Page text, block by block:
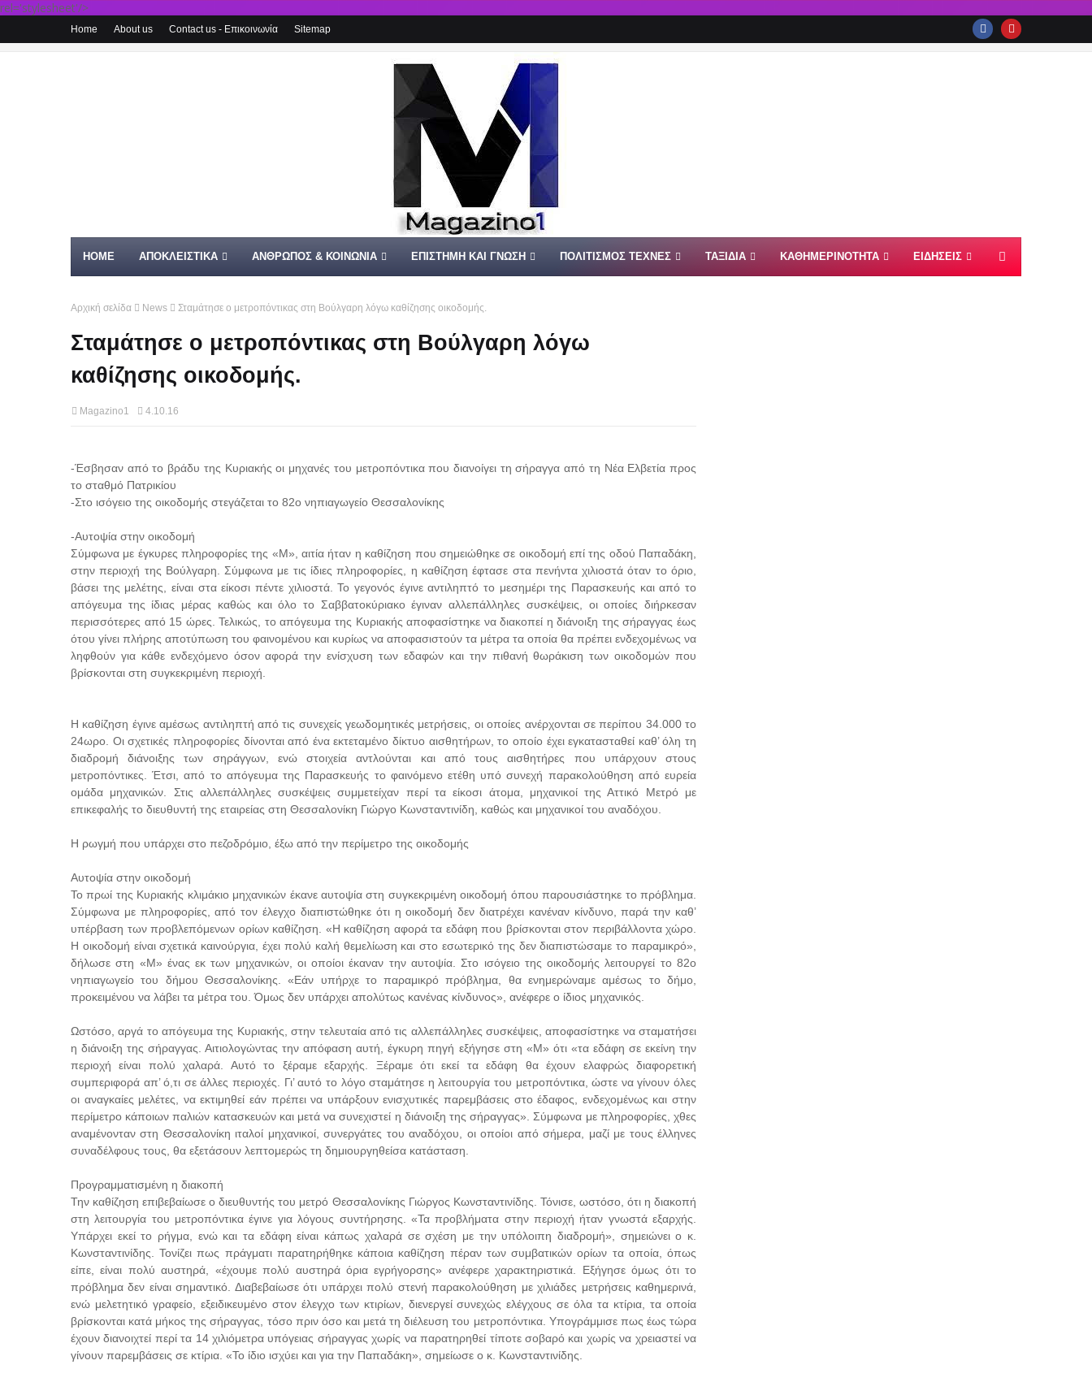
rel='stylesheet'/>
Home About us Contact us - Επικοινωνία Sitemap
HOME ΑΠΟΚΛΕΙΣΤΙΚΑ ΑΝΘΡΩΠΟΣ & ΚΟΙΝΩΝΙΑ ΕΠΙΣΤΗΜΗ ΚΑΙ ΓΝΩΣΗ ΠΟΛΙΤΙΣΜΟΣ ΤΕΧΝΕΣ ΤΑΞΙΔΙΑ ΚΑΘΗΜΕΡΙΝΟΤΗΤΑ ΕΙΔΗΣΕΙΣ
Αρχική σελίδα News Σταμάτησε ο μετροπόντικας στη Βούλγαρη λόγω καθίζησης οικοδομής.
Σταμάτησε ο μετροπόντικας στη Βούλγαρη λόγω
καθίζησης οικοδομής.
Magazino1 4.10.16
-Έσβησαν από το βράδυ της Κυριακής οι μηχανές του μετροπόντικα που διανοίγει τη σήραγγα από τη Νέα Ελβετία προς
το σταθμό Πατρικίου
-Στο ισόγειο της οικοδομής στεγάζεται το 82ο νηπιαγωγείο Θεσσαλονίκης
-Αυτοψία στην οικοδομή
Σύμφωνα με έγκυρες πληροφορίες της «Μ», αιτία ήταν η καθίζηση που σημειώθηκε σε οικοδομή επί της οδού Παπαδάκη,
στην περιοχή της Βούλγαρη. Σύμφωνα με τις ίδιες πληροφορίες, η καθίζηση έφτασε στα πενήντα χιλιοστά όταν το όριο,
βάσει της μελέτης, είναι στα είκοσι πέντε χιλιοστά. Το γεγονός έγινε αντιληπτό το μεσημέρι της Παρασκευής και από το
απόγευμα της ίδιας μέρας καθώς και όλο το Σαββατοκύριακο έγιναν αλλεπάλληλες συσκέψεις, οι οποίες διήρκεσαν
περισσότερες από 15 ώρες. Τελικώς, το απόγευμα της Κυριακής αποφασίστηκε να διακοπεί η διάνοιξη της σήραγγας έως
ότου γίνει πλήρης αποτύπωση του φαινομένου και κυρίως να αποφασιστούν τα μέτρα τα οποία θα πρέπει ενδεχομένως να
ληφθούν για κάθε ενδεχόμενο όσον αφορά την ενίσχυση των εδαφών και την πιθανή θωράκιση των οικοδομών που
βρίσκονται στη συγκεκριμένη περιοχή.
Η καθίζηση έγινε αμέσως αντιληπτή από τις συνεχείς γεωδομητικές μετρήσεις, οι οποίες ανέρχονται σε περίπου 34.000 το
24ωρο. Οι σχετικές πληροφορίες δίνονται από ένα εκτεταμένο δίκτυο αισθητήρων, το οποίο έχει εγκατασταθεί καθ’ όλη τη
διαδρομή διάνοιξης των σηράγγων, ενώ στοιχεία αντλούνται και από τους αισθητήρες που υπάρχουν στους
μετροπόντικες. Έτσι, από το απόγευμα της Παρασκευής το φαινόμενο ετέθη υπό συνεχή παρακολούθηση από ευρεία
ομάδα μηχανικών. Στις αλλεπάλληλες συσκέψεις συμμετείχαν περί τα είκοσι άτομα, μηχανικοί της Αττικό Μετρό με
επικεφαλής το διευθυντή της εταιρείας στη Θεσσαλονίκη Γιώργο Κωνσταντινίδη, καθώς και μηχανικοί του αναδόχου.
Η ρωγμή που υπάρχει στο πεζοδρόμιο, έξω από την περίμετρο της οικοδομής
Αυτοψία στην οικοδομή
Το πρωί της Κυριακής κλιμάκιο μηχανικών έκανε αυτοψία στη συγκεκριμένη οικοδομή όπου παρουσιάστηκε το πρόβλημα.
Σύμφωνα με πληροφορίες, από τον έλεγχο διαπιστώθηκε ότι η οικοδομή δεν διατρέχει κανέναν κίνδυνο, παρά την καθ’
υπέρβαση των προβλεπόμενων ορίων καθίζηση. «Η καθίζηση αφορά τα εδάφη που βρίσκονται στον περιβάλλοντα χώρο.
Η οικοδομή είναι σχετικά καινούργια, έχει πολύ καλή θεμελίωση και στο εσωτερικό της δεν διαπιστώσαμε το παραμικρό»,
δήλωσε στη «Μ» ένας εκ των μηχανικών, οι οποίοι έκαναν την αυτοψία. Στο ισόγειο της οικοδομής λειτουργεί το 82ο
νηπιαγωγείο του δήμου Θεσσαλονίκης. «Εάν υπήρχε το παραμικρό πρόβλημα, θα ενημερώναμε αμέσως το δήμο,
προκειμένου να λάβει τα μέτρα του. Όμως δεν υπάρχει απολύτως κανένας κίνδυνος», ανέφερε ο ίδιος μηχανικός.
Ωστόσο, αργά το απόγευμα της Κυριακής, στην τελευταία από τις αλλεπάλληλες συσκέψεις, αποφασίστηκε να σταματήσει
η διάνοιξη της σήραγγας. Αιτιολογώντας την απόφαση αυτή, έγκυρη πηγή εξήγησε στη «Μ» ότι «τα εδάφη σε εκείνη την
περιοχή είναι πολύ χαλαρά. Αυτό το ξέραμε εξαρχής. Ξέραμε ότι εκεί τα εδάφη θα έχουν ελαφρώς διαφορετική
συμπεριφορά απ’ ό,τι σε άλλες περιοχές. Γι’ αυτό το λόγο σταμάτησε η λειτουργία του μετροπόντικα, ώστε να γίνουν όλες
οι αναγκαίες μελέτες, να εκτιμηθεί εάν πρέπει να υπάρξουν ενισχυτικές παρεμβάσεις στο έδαφος, ενδεχομένως και στην
περίμετρο κάποιων παλιών κατασκευών και μετά να συνεχιστεί η διάνοιξη της σήραγγας». Σύμφωνα με πληροφορίες, χθες
αναμένονταν στη Θεσσαλονίκη ιταλοί μηχανικοί, συνεργάτες του αναδόχου, οι οποίοι από σήμερα, μαζί με τους έλληνες
συναδέλφους τους, θα εξετάσουν λεπτομερώς τη δημιουργηθείσα κατάσταση.
Προγραμματισμένη η διακοπή
Την καθίζηση επιβεβαίωσε ο διευθυντής του μετρό Θεσσαλονίκης Γιώργος Κωνσταντινίδης. Τόνισε, ωστόσο, ότι η διακοπή
στη λειτουργία του μετροπόντικα έγινε για λόγους συντήρησης. «Τα προβλήματα στην περιοχή ήταν γνωστά εξαρχής.
Υπάρχει εκεί το ρήγμα, ενώ και τα εδάφη είναι κάπως χαλαρά σε σχέση με την υπόλοιπη διαδρομή», σημειώνει ο κ.
Κωνσταντινίδης. Τονίζει πως πράγματι παρατηρήθηκε κάποια καθίζηση πέραν των συμβατικών ορίων τα οποία, όπως
είπε, είναι πολύ αυστηρά, «έχουμε πολύ αυστηρά όρια εγρήγορσης» ανέφερε χαρακτηριστικά. Εξήγησε όμως ότι το
πρόβλημα δεν είναι σημαντικό. Διαβεβαίωσε ότι υπάρχει πολύ στενή παρακολούθηση με χιλιάδες μετρήσεις καθημερινά,
ενώ μελετητικό γραφείο, εξειδικευμένο στον έλεγχο των κτιρίων, διενεργεί συνεχώς ελέγχους σε όλα τα κτίρια, τα οποία
βρίσκονται κατά μήκος της σήραγγας, τόσο πριν όσο και μετά τη διέλευση του μετροπόντικα. Υπογράμμισε πως έως τώρα
έχουν διανοιχτεί περί τα 14 χιλιόμετρα υπόγειας σήραγγας χωρίς να παρατηρηθεί τίποτε σοβαρό και χωρίς να χρειαστεί να
γίνουν παρεμβάσεις σε κτίρια. «Το ίδιο ισχύει και για την Παπαδάκη», σημείωσε ο κ. Κωνσταντινίδης.